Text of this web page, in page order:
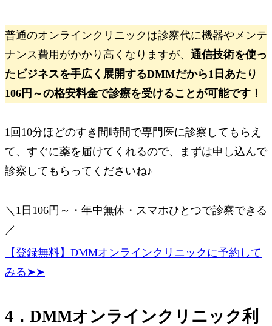
普通のオンラインクリニックは診察代に機器やメンテ
ナンス費用がかかり高くなりますが、 通信技術を使っ
たビジネスを手広く展開するDMMだから1日あたり
106円～の格安料金で診療を受けることが可能です！
1回10分ほどのすき間時間で専門医に診察してもらえ
て、すぐに薬を届けてくれるので、まずは申し込んで
診察してもらってくださいね♪
＼1日106円～・年中無休・スマホひとつで診察できる
／
【登録無料】DMMオンラインクリニックに予約して
みる➤➤
4．DMMオンラインクリニック利